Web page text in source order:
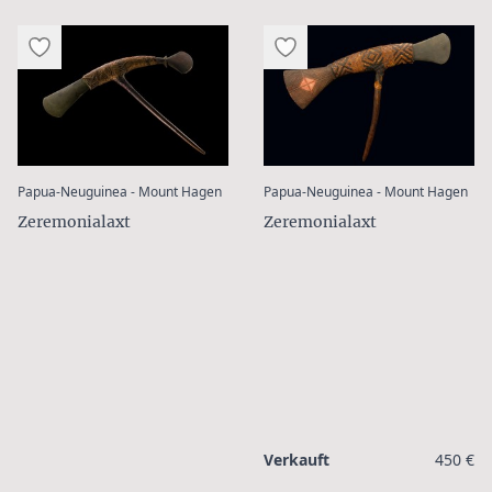
Papua-Neuguinea - Mount Hagen:
Zeremonialaxt
Papua-Neuguinea - Mount Hagen:
Zeremonialaxt
Verkauft 450 €